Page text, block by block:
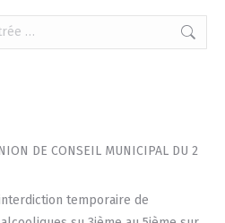
DE CONSEIL MUNICIPAL DU 2
temporaire de